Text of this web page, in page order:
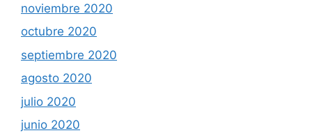
noviembre 2020
octubre 2020
septiembre 2020
agosto 2020
julio 2020
junio 2020